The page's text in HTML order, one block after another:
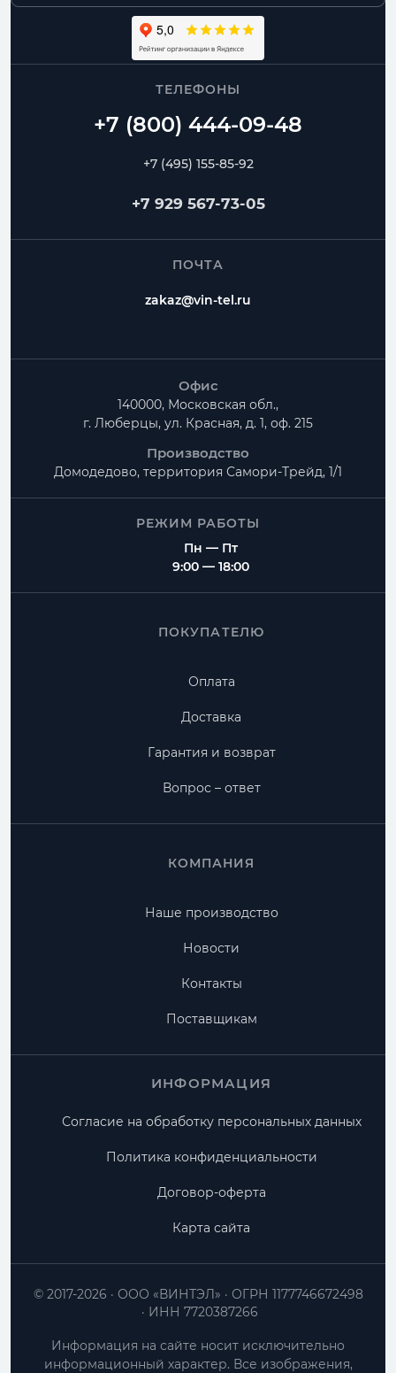
ТЕЛЕФОНЫ
+7 (495) 155-85-92
+7 929 567-73-05
ПОЧТА
zakaz@vin-tel.ru
Офис
140000, Московская обл.,
г. Люберцы, ул. Красная, д. 1, оф. 215
Производство
Домодедово, территория Самори-Трейд, 1/1
РЕЖИМ РАБОТЫ
Пн — Пт
9:00 — 18:00
ПОКУПАТЕЛЮ
Оплата
Доставка
Гарантия и возврат
Вопрос – ответ
КОМПАНИЯ
Наше производство
Новости
Контакты
Поставщикам
ИНФОРМАЦИЯ
Согласие на обработку персональных данных
Политика конфиденциальности
Договор-оферта
Карта сайта
ООО «ВИНТЭЛ»
ОГРН 1177746672498
ИНН 7720387266
© 2017-2026
Информация на сайте носит исключительно
информационный характер. Все изображения,